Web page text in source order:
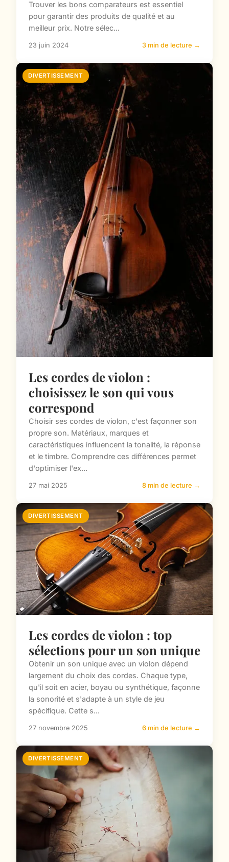
Trouver les bons comparateurs est essentiel
pour garantir des produits de qualité et au
meilleur prix. Notre sélec...
23 juin 2024 3 min de lecture →
DIVERTISSEMENT
Les cordes de violon :
choisissez le son qui vous
correspond
Choisir ses cordes de violon, c'est façonner son
propre son. Matériaux, marques et
caractéristiques influencent la tonalité, la réponse
et le timbre. Comprendre ces différences permet
d'optimiser l'ex...
27 mai 2025 8 min de lecture →
DIVERTISSEMENT
Les cordes de violon : top
sélections pour un son unique
Obtenir un son unique avec un violon dépend
largement du choix des cordes. Chaque type,
qu'il soit en acier, boyau ou synthétique, façonne
la sonorité et s'adapte à un style de jeu
spécifique. Cette s...
27 novembre 2025 6 min de lecture →
DIVERTISSEMENT